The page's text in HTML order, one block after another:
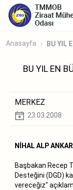
Anasayfa BU YIL
BU YIL EN
MERKEZ
23.03.2008
NİHAL ALP
Başbakan Recep
Desteğini (DGD)
vereceğiz"